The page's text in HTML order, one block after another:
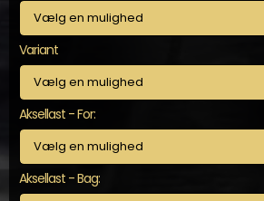
Variant
Aksellast - For:
Aksellast - Bag: